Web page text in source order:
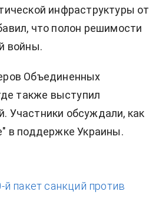
инфраструктуры от
что полон решимости
войны.
Объединенных
также выступил
Участники обсуждали, как
в поддержке Украины.
й пакет санкций против